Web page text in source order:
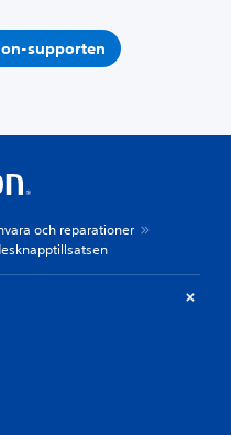
supporten
och reparationer